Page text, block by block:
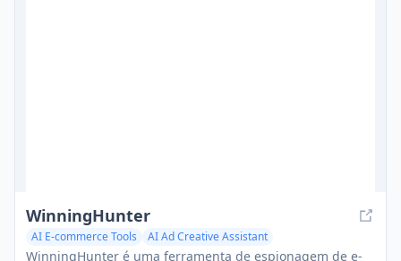
WinningHunter
AI E-commerce Tools AI Ad Creative Assistant
WinningHunter é uma ferramenta de espionagem de e-